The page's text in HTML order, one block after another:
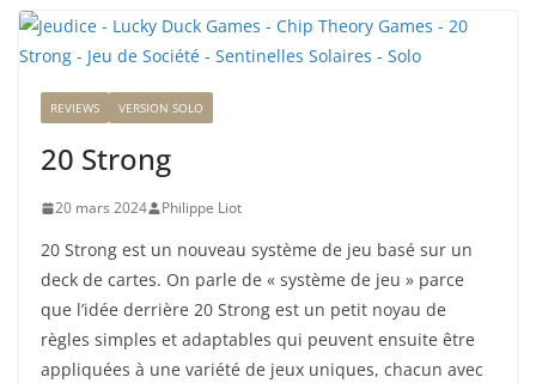
REVIEWS VERSION SOLO
20 Strong
20 mars 2024 Philippe Liot
20 Strong est un nouveau système de jeu basé sur un
deck de cartes. On parle de « système de jeu » parce
que l’idée derrière 20 Strong est un petit noyau de
règles simples et adaptables qui peuvent ensuite être
appliquées à une variété de jeux uniques, chacun avec